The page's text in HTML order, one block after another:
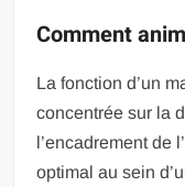
Comment
La fonction d’un
concentrée sur la
l’encadrement de
optimal au sein